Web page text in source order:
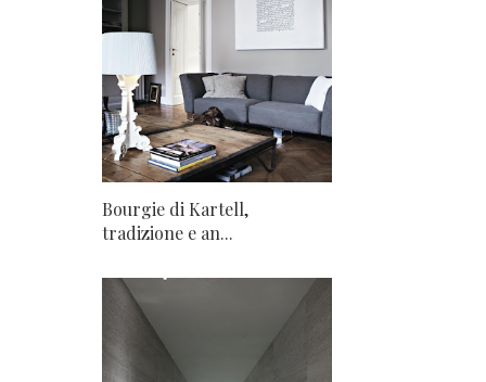
Bourgie di Kartell,
tradizione e an...